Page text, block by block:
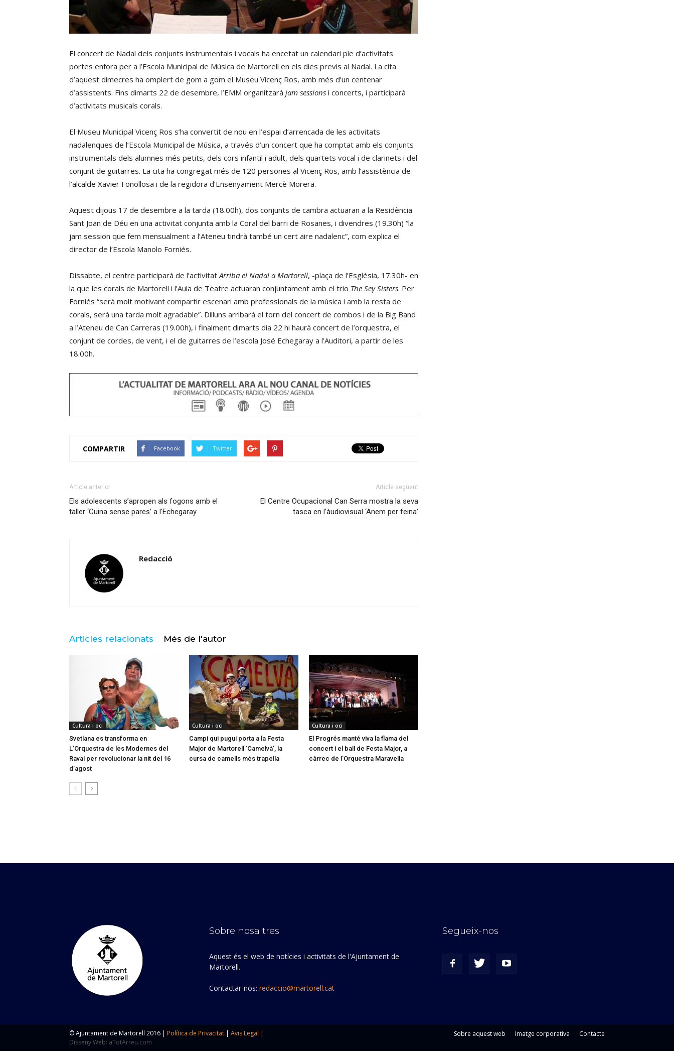
El concert de Nadal dels conjunts instrumentals i vocals ha encetat un calendari ple d’activitats
portes enfora per a l’Escola Municipal de Música de Martorell en els dies previs al Nadal. La cita
d’aquest dimecres ha omplert de gom a gom el Museu Vicenç Ros, amb més d’un centenar
d’assistents. Fins dimarts 22 de desembre, l’EMM organitzarà jam sessions i concerts, i participarà
d’activitats musicals corals.
El Museu Municipal Vicenç Ros s’ha convertit de nou en l’espai d’arrencada de les activitats
nadalenques de l’Escola Municipal de Música, a través d’un concert que ha comptat amb els conjunts
instrumentals dels alumnes més petits, dels cors infantil i adult, dels quartets vocal i de clarinets i del
conjunt de guitarres. La cita ha congregat més de 120 persones al Vicenç Ros, amb l’assistència de
l’alcalde Xavier Fonollosa i de la regidora d’Ensenyament Mercè Morera.
Aquest dijous 17 de desembre a la tarda (18.00h), dos conjunts de cambra actuaran a la Residència
Sant Joan de Déu en una activitat conjunta amb la Coral del barri de Rosanes, i divendres (19.30h) “la
jam session que fem mensualment a l’Ateneu tindrà també un cert aire nadalenc”, com explica el
director de l’Escola Manolo Forniés.
Dissabte, el centre participarà de l’activitatArriba el Nadal a Martorell, -plaça de l’Església, 17.30h- en
la que les corals de Martorell i l’Aula de Teatre actuaran conjuntament amb el trio The Sey Sisters. Per
Forniés “serà molt motivant compartir escenari amb professionals de la música i amb la resta de
corals, serà una tarda molt agradable”. Dilluns arribarà el torn del concert de combos i de la Big Band
a l’Ateneu de Can Carreras (19.00h), i finalment dimarts dia 22 hi haurà concert de l’orquestra, el
conjunt de cordes, de vent, i el de guitarres de l’escola José Echegaray a l’Auditori, a partir de les
18.00h.
COMPARTIR Facebook Twitter
Article anterior
Els adolescents s’apropen als fogons amb el
taller ‘Cuina sense pares’ a l’Echegaray
Article següent
El Centre Ocupacional Can Serra mostra la seva
tasca en l’àudiovisual ‘Anem per feina’
Redacció
Articles relacionats Més de l'autor
Cultura i oci
Svetlana es transforma en
L’Orquestra de les Modernes del
Raval per revolucionar la nit del 16
d’agost
Cultura i oci
Campi qui pugui porta a la Festa
Major de Martorell ‘Camelvà’, la
cursa de camells més trapella
Cultura i oci
El Progrés manté viva la flama del
concert i el ball de Festa Major, a
càrrec de l’Orquestra Maravella
Sobre nosaltres
Aquest és el web de notícies i activitats de l'Ajuntament de
Martorell.
Contactar-nos: redaccio@martorell.cat
Segueix-nos
Sobre aquest web Imatge corporativa Contacte
© Ajuntament de Martorell 2016 | Política de Privacitat | Avis Legal |
Disseny Web: aTotArreu.com